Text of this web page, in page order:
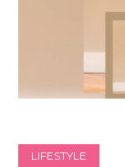
LIFESTYLE